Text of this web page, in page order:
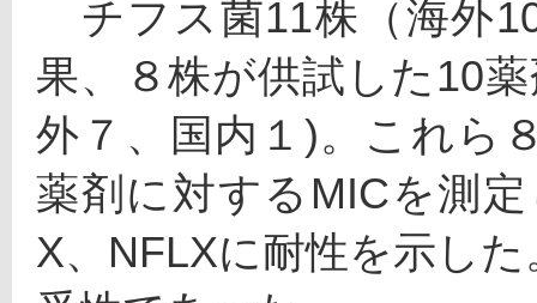
チフス菌11株（海外
果、８株が供試した10
外７、国内１)。これら
薬剤に対するMICを測
X、NFLXに耐性を示し